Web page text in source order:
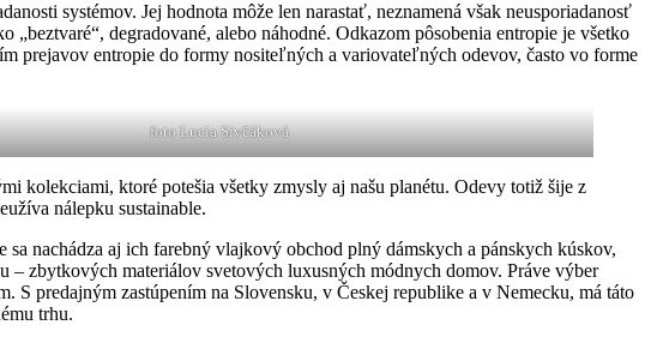
systémov. Jej hodnota môže len narastať, neznamená však neusporiadanosť
degradované, alebo náhodné. Odkazom pôsobenia entropie je všetko
prejavov entropie do formy nositeľných a variovateľných odevov, často vo forme
foto Lucia Sivčáková
kolekciami, ktoré potešia všetky zmysly aj našu planétu. Odevy totiž šije z
nálepku sustainable.
nachádza aj ich farebný vlajkový obchod plný dámskych a pánskych kúskov,
zbytkových materiálov svetových luxusných módnych domov. Práve výber
predajným zastúpením na Slovensku, v Českej republike a v Nemecku, má táto
trhu.